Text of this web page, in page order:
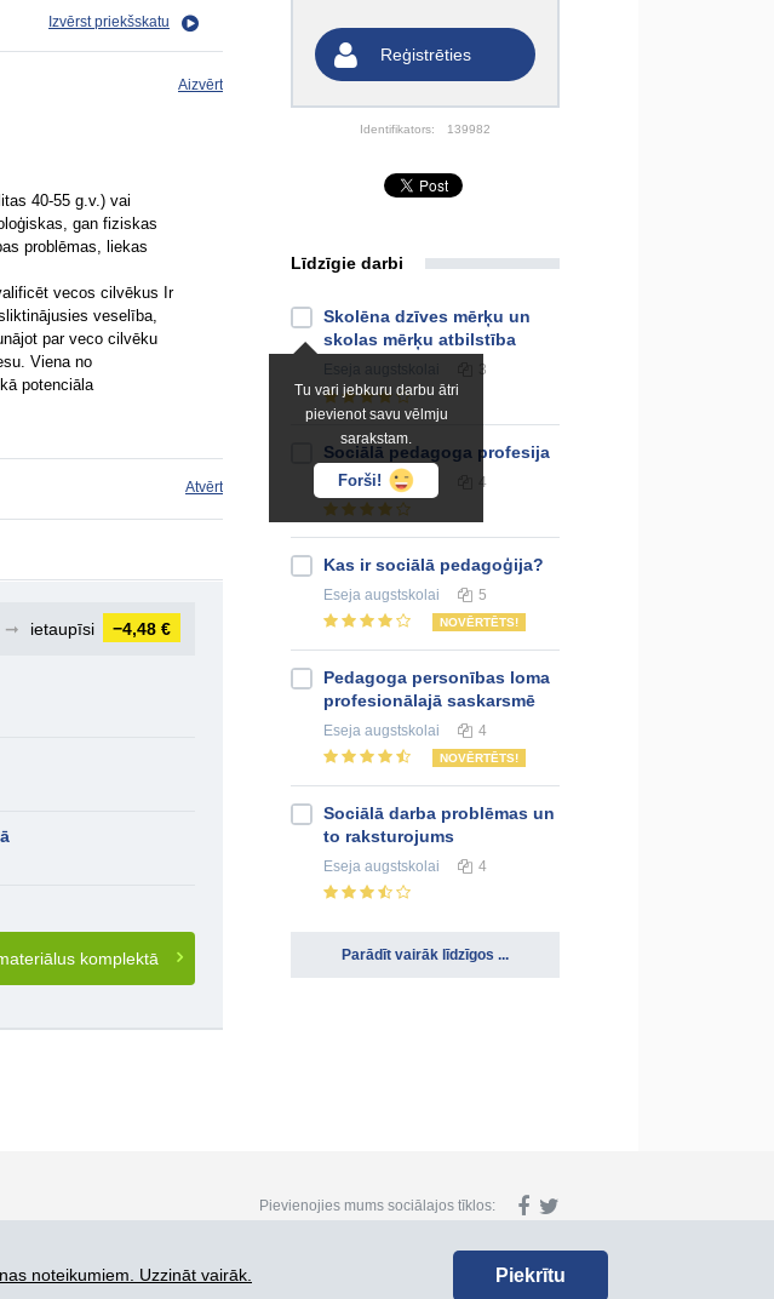
Reģistrēties
Identifikators: 139982
Izvērst priekšskatu
Aizvērt
40-55 g.v.) vai
gan fiziskas
problēmas, liekas
vecos cilvēkus Ir
veselība,
par veco cilvēku
Viena no
potenciāla
Atvērt
➞ ietaupīsi −4,48 €
komplektā
Līdzīgie darbi
Tu vari jebkuru darbu ātri
pievienot savu vēlmju
sarakstam.
Forši!
Skolēna dzīves mērķu un
skolas mērķu atbilstība
3
Sociālā pedagoga profesija
Esejaaugstskolai 4
Kas ir sociālā pedagoģija?
Eseja augstskolai 5
NOVĒRTĒTS!
Pedagoga personības loma
profesionālajā saskarsmē
Eseja augstskolai 4
NOVĒRTĒTS!
Sociālā darba problēmas un
to raksturojums
Eseja augstskolai 4
Parādīt vairāk līdzīgos ...
Pievienojies mums sociālajos tīklos:
noteikumiem. Uzzināt vairāk. Piekrītu